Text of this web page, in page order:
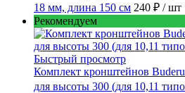
18 мм, длина 150 см 240 ₽ / шт
Рекомендуем
Быстрый просмотр
Комплект кронштейнов
для высоты 300 (для 10,11